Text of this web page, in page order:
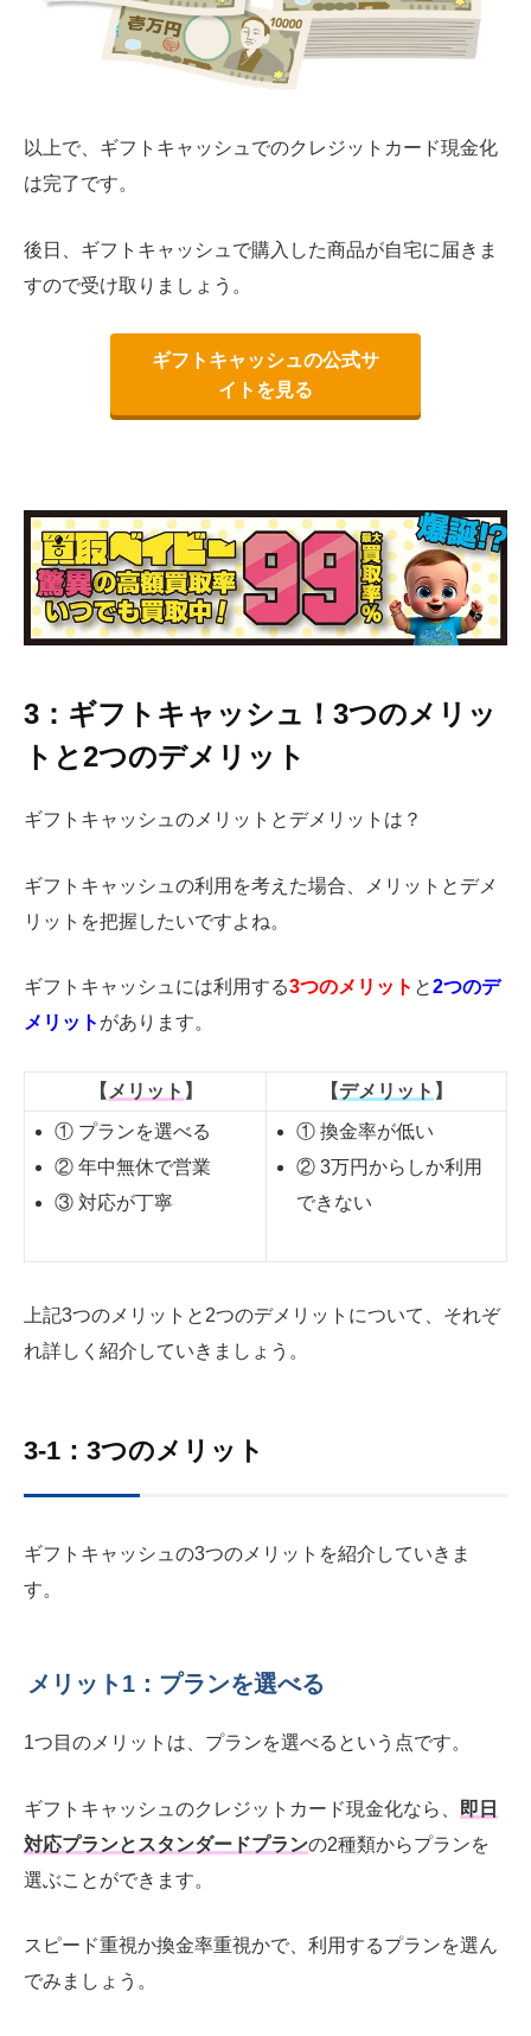
以上で、ギフトキャッシュでのクレジットカード現金化
は完了です。
後日、ギフトキャッシュで購入した商品が自宅に届きま
すので受け取りましょう。
ギフトキャッシュの公式サ
イトを見る
3：ギフトキャッシュ！3つのメリッ
トと2つのデメリット
ギフトキャッシュのメリットとデメリットは？
ギフトキャッシュの利用を考えた場合、メリットとデメ
リットを把握したいですよね。
ギフトキャッシュには利用する3つのメリット と2つのデ
メリット があります。
【 メリット 】 【デメリット 】
① プランを選べる
② 年中無休で営業
③ 対応が丁寧
① 換金率が低い
② 3万円からしか利用
できない
上記3つのメリットと2つのデメリットについて、それぞ
れ詳しく紹介していきましょう。
3-1：3つのメリット
ギフトキャッシュの3つのメリットを紹介していきま
す。
メリット1：プランを選べる
1つ目のメリットは、プランを選べるという点です。
ギフトキャッシュのクレジットカード現金化なら、
即日
対応プランとスタンダードプランの2種類からプランを
選ぶことができます。
スピード重視か換金率重視かで、利用するプランを選ん
でみましょう。